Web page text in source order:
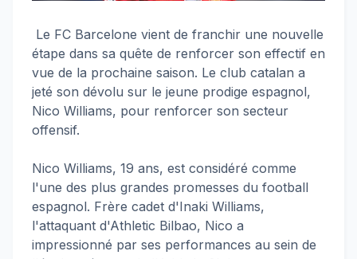
Le FC Barcelone vient de franchir une nouvelle
étape dans sa quête de renforcer son effectif en
vue de la prochaine saison. Le club catalan a
jeté son dévolu sur le jeune prodige espagnol,
Nico Williams, pour renforcer son secteur
offensif.
Nico Williams, 19 ans, est considéré comme
l'une des plus grandes promesses du football
espagnol. Frère cadet d'Inaki Williams,
l'attaquant d'Athletic Bilbao, Nico a
impressionné par ses performances au sein de